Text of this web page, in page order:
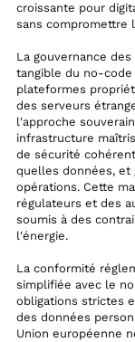
croissante pour
sans compromettre
La gouvernance
tangible du no-code
plateformes
des serveurs
l'approche
infrastructure
de sécurité
quelles données, et
opérations. Cette
régulateurs et des
soumis à des
l'énergie.
La conformité
simplifiée avec le
obligations strictes
des données
Union européenne